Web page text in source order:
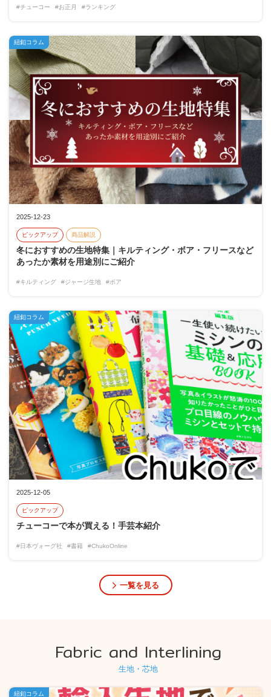
#チューコー #お正月 #ランキング
2025-12-23
ピックアップ 商品解説
冬におすすめの生地特集｜キルティング・ボア・フリースなど
あったか素材を用途別にご紹介
#キルティング #ジャージ生地 #ボア
紐釦コラム
2025-12-05
ピックアップ
チューコーで本が買える！手芸本紹介
#日本ヴォーグ社 #書籍 #ChukoOnline
紐釦コラム
一覧を見る
Fabric and Interlining
生地・芯地
紐釦コラム